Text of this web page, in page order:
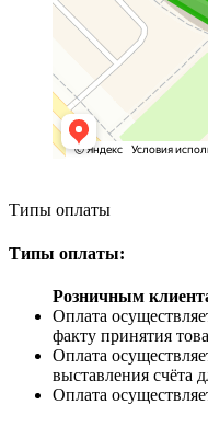
Типы оплаты
Типы оплаты:
Розничным
Оплата
факту принятия
Оплата
выставления счёта
Оплата